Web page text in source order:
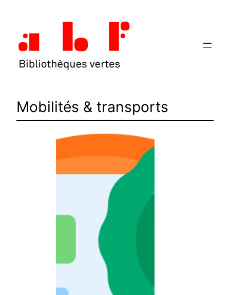
contenu
Mobilités & transports